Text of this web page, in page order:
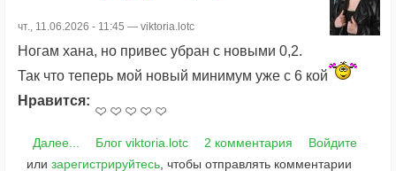
чт., 11.06.2026 - 11:45 — viktoria.lotc
Ногам хана, но привес убран с новыми 0,2.
Так что теперь мой новый минимум уже с 6 кой
Нравится:
Далее... Блог viktoria.lotc 2 комментария
Войдите
или зарегистрируйтесь , чтобы отправлять комментарии